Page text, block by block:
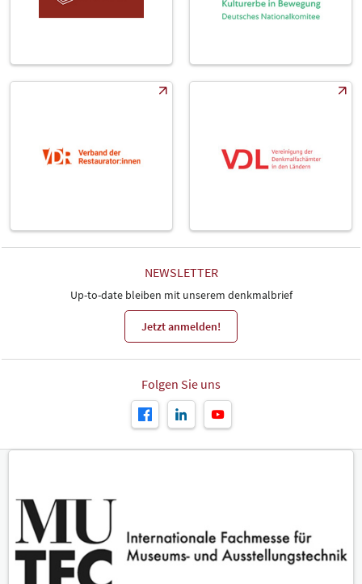
NEWSLETTER
Up-to-date bleiben mit unserem denkmalbrief
Jetzt anmelden!
Folgen Sie uns